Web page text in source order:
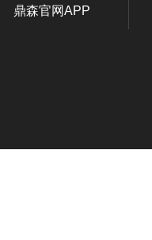
鼎森官网APP